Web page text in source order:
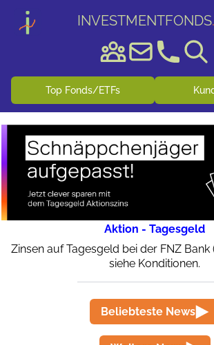
INVESTMENTFONDS.
Top Fonds/ETFs
Aktion - Tagesgeld
Zinsen auf Tagesgeld bei der FNZ Bank
siehe Konditionen.
Beliebteste News